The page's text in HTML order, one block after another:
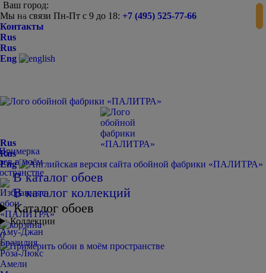
Ваш город:
Мы на связи Пн-Пт с 9 до 18: +7 (495) 525-77-66
Контакты
Rus
Rus
Eng
0
Rus
Rus
Eng
В каталог обоев
В каталог коллекций
Каталог обоев
Коллекции
Аму-Джан
Бразилия
Роза-Люкс
Амели
-